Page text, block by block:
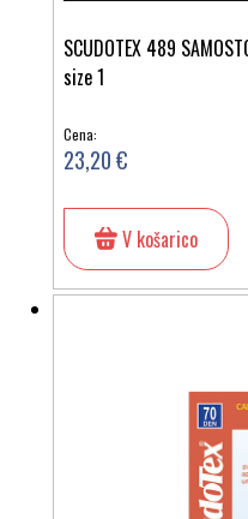
SCUDOTEX 489
size 1
Cena:
23,20 €
V košarico